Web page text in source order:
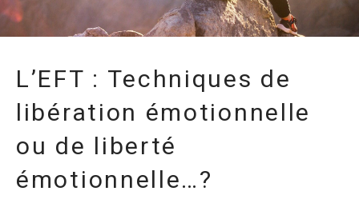
L’EFT : Techniques de
libération émotionnelle
ou de liberté
émotionnelle…?